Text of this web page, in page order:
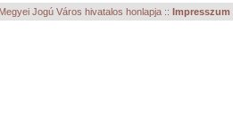
Jogú Város hivatalos honlapja :: Impresszum